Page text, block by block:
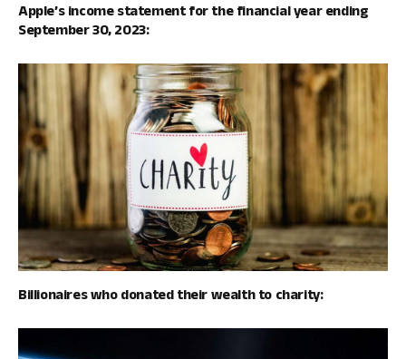
Apple’s income statement for the financial year ending
September 30, 2023:
Billionaires who donated their wealth to charity: